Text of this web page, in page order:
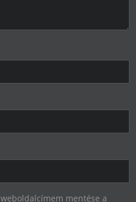
mentése a